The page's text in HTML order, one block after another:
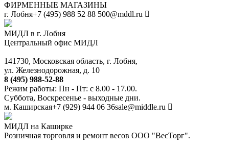
ФИРМЕННЫЕ МАГАЗИНЫ
г. Лобня+7 (495) 988 52 88 500@mddl.ru
МИДЛ в г. Лобня
Центральный офис МИДЛ
141730, Московская область, г. Лобня,
ул. Железнодорожная, д. 10
8 (495) 988-52-88
Режим работы: Пн - Пт: с 8.00 - 17.00.
Суббота, Воскресенье - выходные дни.
м. Каширская+7 (929) 944 06 36sale@middle.ru
МИДЛ на Каширке
Розничная торговля и ремонт весов ООО "ВесТорг".